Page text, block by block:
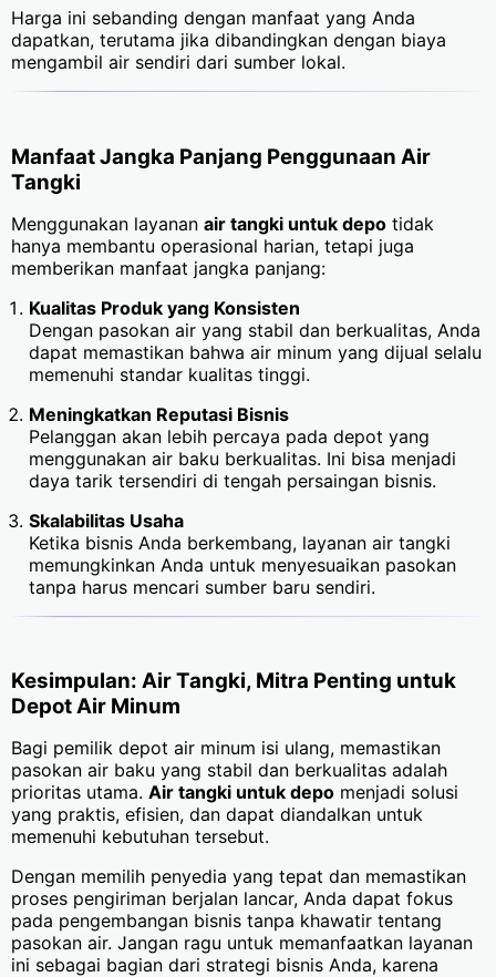
Harga ini sebanding dengan manfaat yang Anda
dapatkan, terutama jika dibandingkan dengan biaya
mengambil air sendiri dari sumber lokal.
Manfaat Jangka Panjang Penggunaan Air
Tangki
Menggunakan layanan air tangki untuk depo tidak
hanya membantu operasional harian, tetapi juga
memberikan manfaat jangka panjang:
Kualitas Produk yang Konsisten
Dengan pasokan air yang stabil dan berkualitas, Anda
dapat memastikan bahwa air minum yang dijual selalu
memenuhi standar kualitas tinggi.
Meningkatkan Reputasi Bisnis
Pelanggan akan lebih percaya pada depot yang
menggunakan air baku berkualitas. Ini bisa menjadi
daya tarik tersendiri di tengah persaingan bisnis.
Skalabilitas Usaha
Ketika bisnis Anda berkembang, layanan air tangki
memungkinkan Anda untuk menyesuaikan pasokan
tanpa harus mencari sumber baru sendiri.
Kesimpulan: Air Tangki, Mitra Penting untuk
Depot Air Minum
Bagi pemilik depot air minum isi ulang, memastikan
pasokan air baku yang stabil dan berkualitas adalah
prioritas utama. Air tangki untuk depo menjadi solusi
yang praktis, efisien, dan dapat diandalkan untuk
memenuhi kebutuhan tersebut.
Dengan memilih penyedia yang tepat dan memastikan
proses pengiriman berjalan lancar, Anda dapat fokus
pada pengembangan bisnis tanpa khawatir tentang
pasokan air. Jangan ragu untuk memanfaatkan layanan
ini sebagai bagian dari strategi bisnis Anda, karena